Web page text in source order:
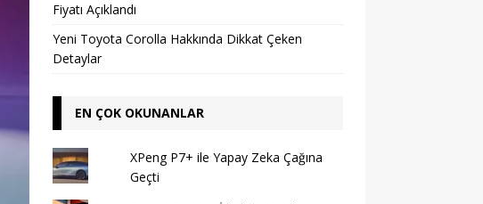
Fiyatı Açıklandı
Yeni Toyota Corolla Hakkında Dikkat Çeken
Detaylar
EN ÇOK OKUNANLAR
XPeng P7+ ile Yapay Zeka Çağına
Geçti